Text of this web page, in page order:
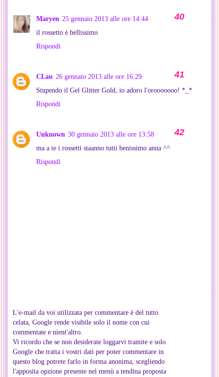
Maryen 25 gennaio 2013 alle ore 14:44
il rossetto è bellissimo
Rispondi
CLau 26 gennaio 2013 alle ore 16:29
Stupendo il Gel Glitter Gold, io adoro l'orooooooo! *_*
Rispondi
Unknown 30 gennaio 2013 alle ore 13:58
ma a te i rossetti staanno tutti benissimo anna ^^
Rispondi
L'e-mail da voi utilizzata per commentare è del tutto
celata, Google rende visibile solo il nome con cui
commentate e nient'altro.
Vi ricordo che se non desiderate loggarvi tramite e solo
Google che tratta i vostri dati per poter commentare in
questo blog potrete farlo in forma anonima, scegliendo
l'apposita opzione presente nel menù a tendina proposta